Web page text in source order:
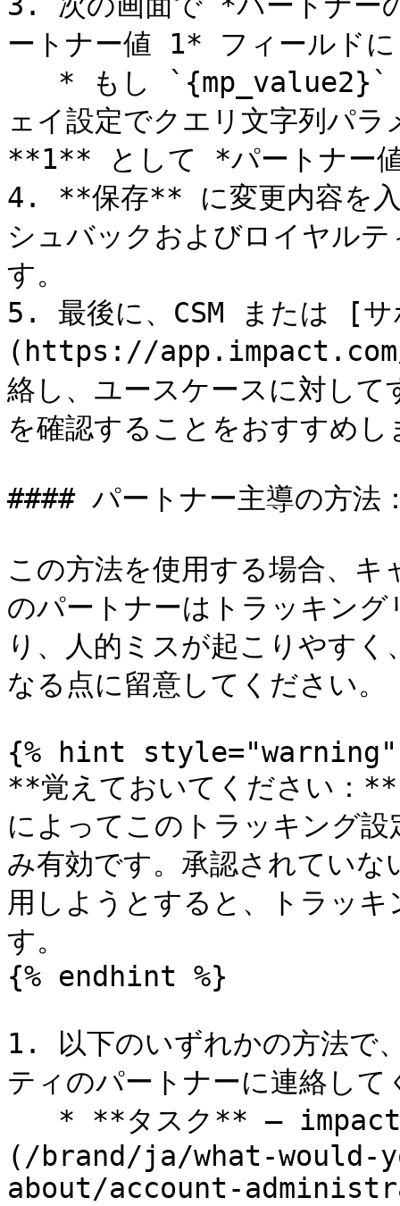
ートナー値 1* フィール
ェイ設定でクエリ文字列パ
**1** として *パートナー
4. **保存** に変更内容を入
シュバックおよびロイヤル
す。
5. 最後に、CSM または [
(https://
絡し、ユースケースに対し
を確認することをおすすめし
#### パートナー主導の方法
この方法を使用する場合、
のパートナーはトラッキン
り、人的ミスが起こりやす
なる点に留意してください。
{% hint style="warning"
**覚えておいてください：
によってこのトラッキング
み有効です。承認されてい
用しようとすると、トラッ
す。
{% endhint %}
1. 以下のいずれかの方法で
ティのパートナーに連絡して
(/brand/ja/what-
about/account-